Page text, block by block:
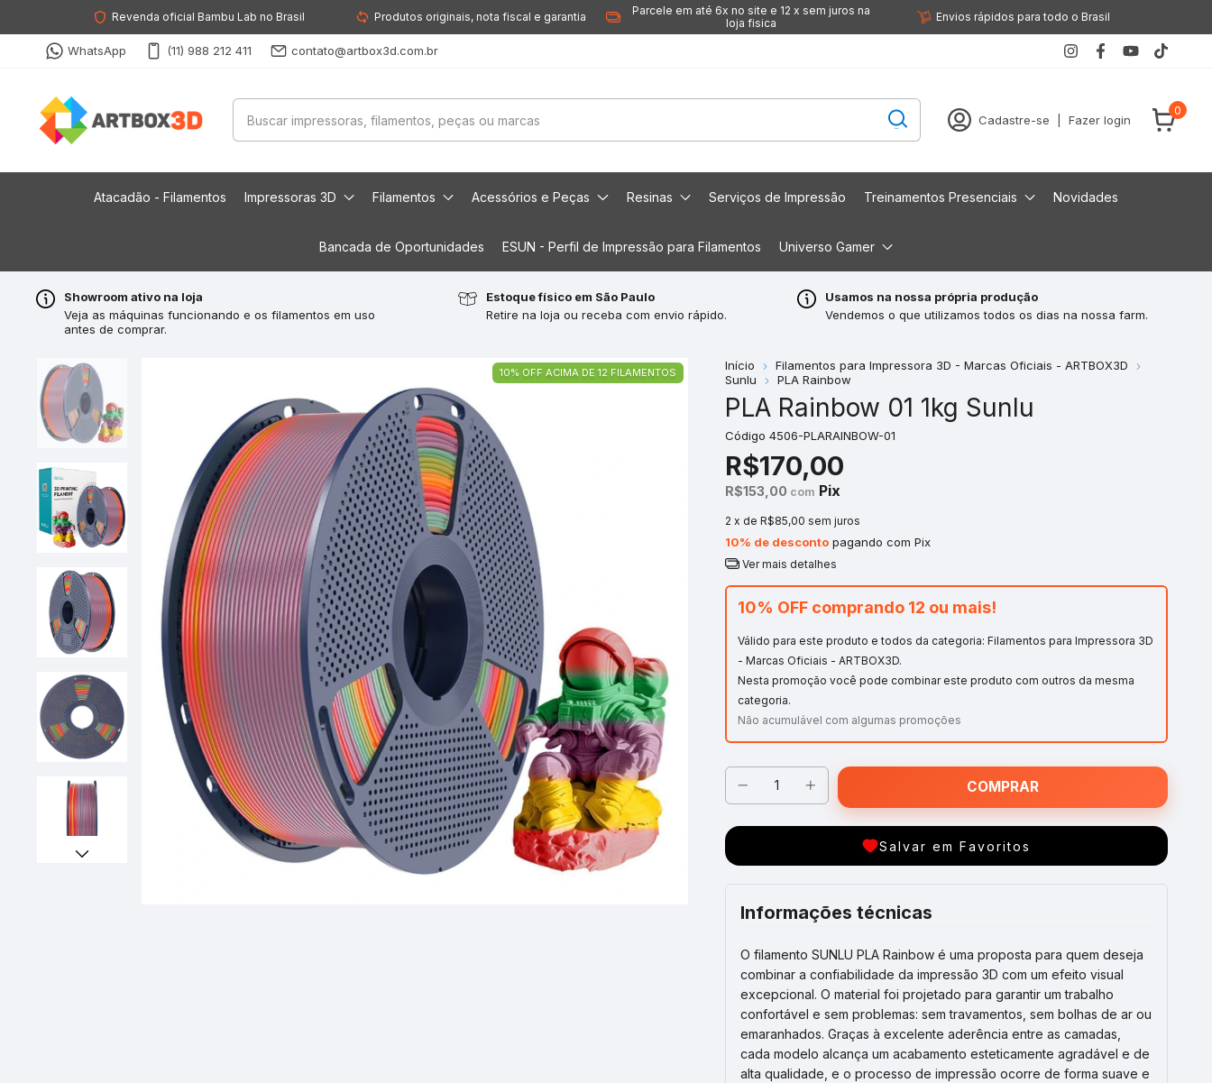
Revenda oficial Bambu Lab no Brasil Produtos originais, nota fiscal e garantia
Parcele em até 6x no site e 12 x sem juros na
loja fisica
Envios rápidos para todo o Brasil
WhatsApp (11) 988 212 411 contato@artbox3d.com.br
Cadastre-se Fazer login
0
Atacadão - Filamentos Impressoras 3D Filamentos Acessórios e Peças Resinas Serviços de Impressão Treinamentos Presenciais Novidades
Bancada de Oportunidades ESUN - Perfil de Impressão para Filamentos Universo Gamer
Showroom ativo na loja
Veja as máquinas funcionando e os filamentos em uso
antes de comprar.
Estoque físico em São Paulo
Retire na loja ou receba com envio rápido.
Usamos na nossa própria produção
Vendemos o que utilizamos todos os dias na nossa farm.
10% OFF ACIMA DE 12 FILAMENTOS Início
Filamentos para Impressora 3D - Marcas Oficiais - ARTBOX3D
Sunlu
PLA Rainbow
PLA Rainbow 01 1kg Sunlu
Código 4506-PLARAINBOW-01
R$170,00
R$153,00 com Pix
2 x de R$85,00 sem juros
10% de descontopagando com Pix
Ver mais detalhes
10% OFF comprando 12 ou mais!
Válido para este produto e todos da categoria: Filamentos para Impressora 3D
- Marcas Oficiais - ARTBOX3D.
Nesta promoção você pode combinar este produto com outros da mesma
categoria.
Não acumulável com algumas promoções
Salvar em Favoritos
Informações técnicas
O filamento SUNLU PLA Rainbow é uma proposta para quem deseja
combinar a confiabilidade da impressão 3D com um efeito visual
excepcional. O material foi projetado para garantir um trabalho
confortável e sem problemas: sem travamentos, sem bolhas de ar ou
emaranhados. Graças à excelente aderência entre as camadas,
cada modelo alcança um acabamento esteticamente agradável e de
alta qualidade, e o processo de impressão ocorre de forma suave e